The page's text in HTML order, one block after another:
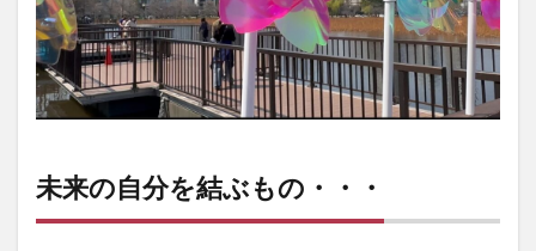
未来の自分を結ぶもの・・・